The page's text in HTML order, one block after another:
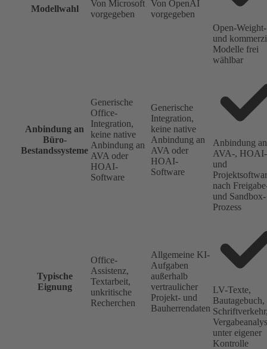
Modellwahl
Von Microsoft
vorgegeben
Von OpenAI
vorgegeben
Open-Weight-
und
Modelle frei
wählbar
Anbindung an
Büro-
Bestandssysteme
Generische
Office-
Integration,
keine native
Anbindung an
AVA oder
HOAI-
Software
Generische
Integration,
keine native
Anbindung an
AVA oder
HOAI-
Software
Anbindung an
AVA-, HOAI-
und
nach
und Sandbox-
Prozess
Typische
Eignung
Office-
Assistenz,
Textarbeit,
unkritische
Recherchen
Allgemeine KI-
Aufgaben
außerhalb
vertraulicher
Projekt- und
Bauherrendaten
LV-Texte,
Bautagebuch,
unter eigener
Kontrolle